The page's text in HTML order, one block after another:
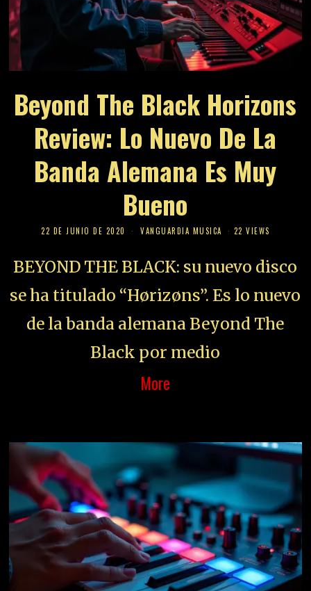
Beyond The Black Horizons
Review: Lo Nuevo De La
Banda Alemana Es Muy
Bueno
22 DE JUNIO DE 2020 VANGUARDIA MUSICA 22 VIEWS
BEYOND THE BLACK: su nuevo disco
se ha titulado “Hørizøns”. Es lo nuevo
de la banda alemana Beyond The
Black por medio
More